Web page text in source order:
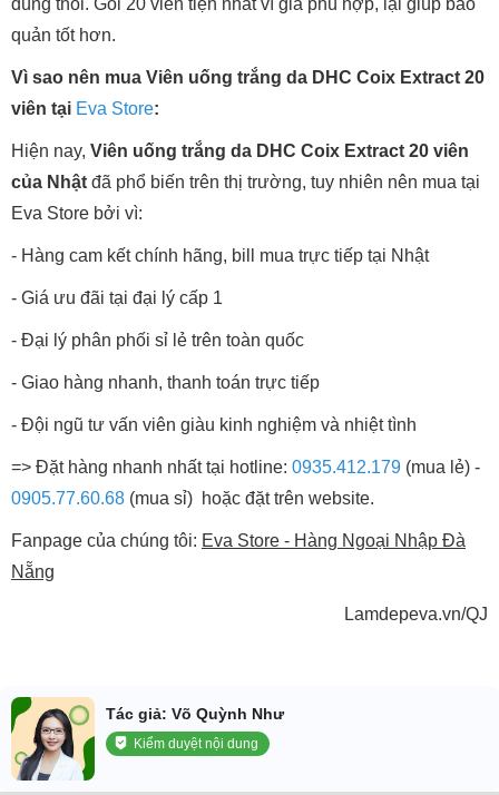
quản tốt hơn.
Vì sao nên mua Viên uống trắng da DHC Coix Extract 20
viên tại Eva Store:
Hiện nay, Viên uống trắng da DHC Coix Extract 20 viên
của Nhật đã phổ biến trên thị trường, tuy nhiên nên mua tại
Eva Store bởi vì:
- Hàng cam kết chính hãng, bill mua trực tiếp tại Nhật
- Giá ưu đãi tại đại lý cấp 1
- Đại lý phân phối sỉ lẻ trên toàn quốc
- Giao hàng nhanh, thanh toán trực tiếp
- Đội ngũ tư vấn viên giàu kinh nghiệm và nhiệt tình
=> Đặt hàng nhanh nhất tại hotline: 0935.412.179 (mua lẻ) -
0905.77.60.68 (mua sỉ) hoặc đặt trên website.
Fanpage của chúng tôi: Eva Store - Hàng Ngoại Nhập Đà
Nẵng
Lamdepeva.vn/QJ
Tác giả: Võ Quỳnh Như
Kiểm duyệt nội dung